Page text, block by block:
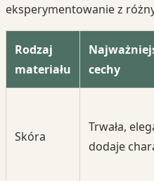
eksperymentowanie z
Rodzaj
materiału
cechy
Skóra
Trwała,
dodaje